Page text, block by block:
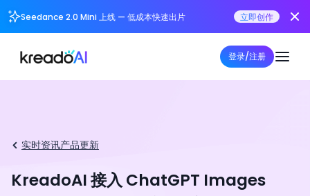
Seedance 2.0 Mini 上线 — 低成本快速出片 立即创作
登录/注册
实时资讯产品更新
KreadoAI 接入 ChatGPT Images